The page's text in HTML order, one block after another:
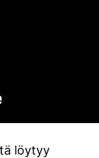
löytyy